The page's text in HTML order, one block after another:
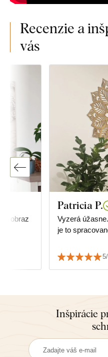
Recenzie a
vás
obraz
Patricia P.
Vyzerá
je to
Inšpirácie